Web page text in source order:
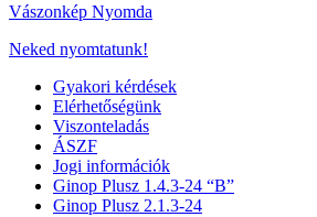
Vászonkép Nyomda
Neked nyomtatunk!
Gyakori kérdések
Elérhetőségünk
Viszonteladás
ÁSZF
Jogi információk
Ginop Plusz 1.4.3-24 “B”
Ginop Plusz 2.1.3-24